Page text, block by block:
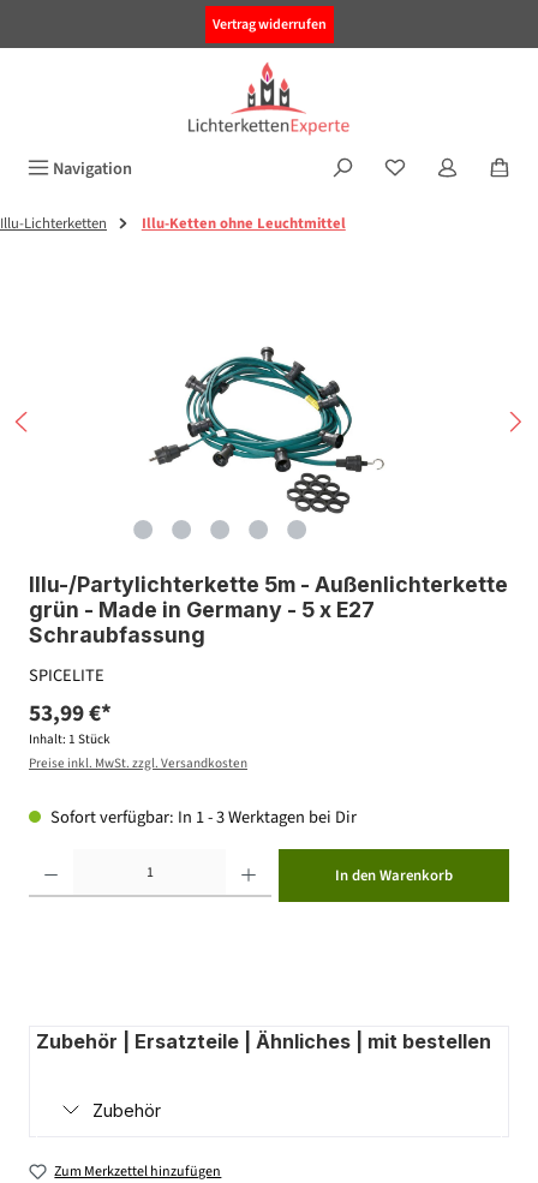
Vertrag widerrufen
Navigation
Illu-Lichterketten Illu-Ketten ohne Leuchtmittel
Illu-/Partylichterkette 5m - Außenlichterkette
grün - Made in Germany - 5 x E27
Schraubfassung
SPICELITE
53,99 €*
Inhalt: 1 Stück
Preise inkl. MwSt. zzgl. Versandkosten
Sofort verfügbar: In 1 - 3 Werktagen bei Dir
In den Warenkorb
Zubehör | Ersatzteile | Ähnliches | mit bestellen
Zubehör
Zum Merkzettel hinzufügen